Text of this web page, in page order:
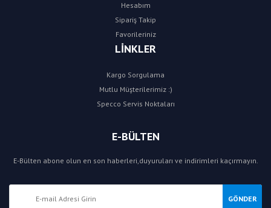
Hesabım
Sipariş Takip
Favorileriniz
LİNKLER
Kargo Sorgulama
Mutlu Müşterilerimiz :)
Specco Servis Noktaları
E-BÜLTEN
E-Bülten abone olun en son haberleri,duyuruları ve indirimleri kaçırmayın.
GÖNDER